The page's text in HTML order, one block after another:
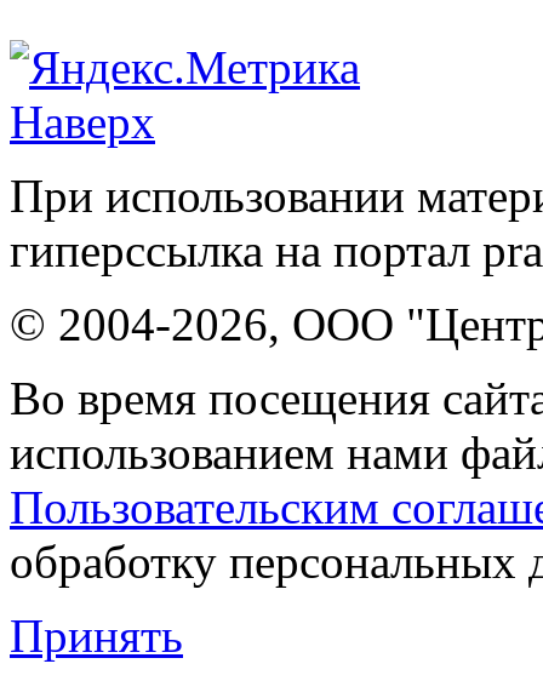
Наверх
При использовании
гиперссылка на портал
© 2004-2026, ООО "Центр
Во время посещения
использованием нами
Пользовательским
обработку персональных
Принять